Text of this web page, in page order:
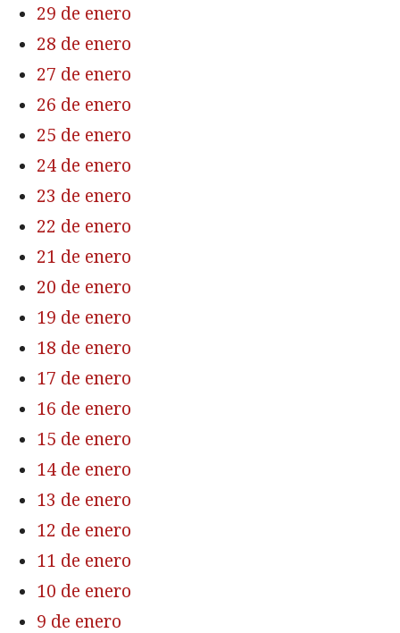
29 de enero
28 de enero
27 de enero
26 de enero
25 de enero
24 de enero
23 de enero
22 de enero
21 de enero
20 de enero
19 de enero
18 de enero
17 de enero
16 de enero
15 de enero
14 de enero
13 de enero
12 de enero
11 de enero
10 de enero
9 de enero